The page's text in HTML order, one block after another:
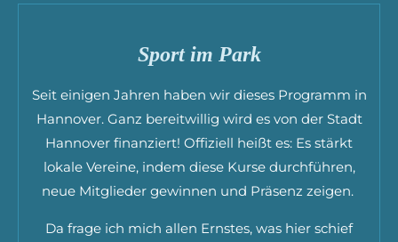
Sport im Park
Seit einigen Jahren haben wir dieses Programm in
Hannover. Ganz bereitwillig wird es von der Stadt
Hannover finanziert! Offiziell heißt es: Es stärkt
lokale Vereine, indem diese Kurse durchführen,
neue Mitglieder gewinnen und Präsenz zeigen.
Da frage ich mich allen Ernstes, was hier schief